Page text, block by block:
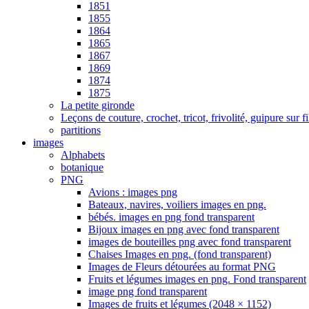
1851
1855
1864
1865
1867
1869
1874
1875
La petite gironde
Leçons de couture, crochet, tricot, frivolité, guipure sur
partitions
images
Alphabets
botanique
PNG
Avions : images png
Bateaux, navires, voiliers images en png.
bébés. images en png fond transparent
Bijoux images en png avec fond transparent
images de bouteilles png avec fond transparent
Chaises Images en png. (fond transparent)
Images de Fleurs détourées au format PNG
Fruits et légumes images en png. Fond transparent
image png fond transparent
Images de fruits et légumes (2048 × 1152)